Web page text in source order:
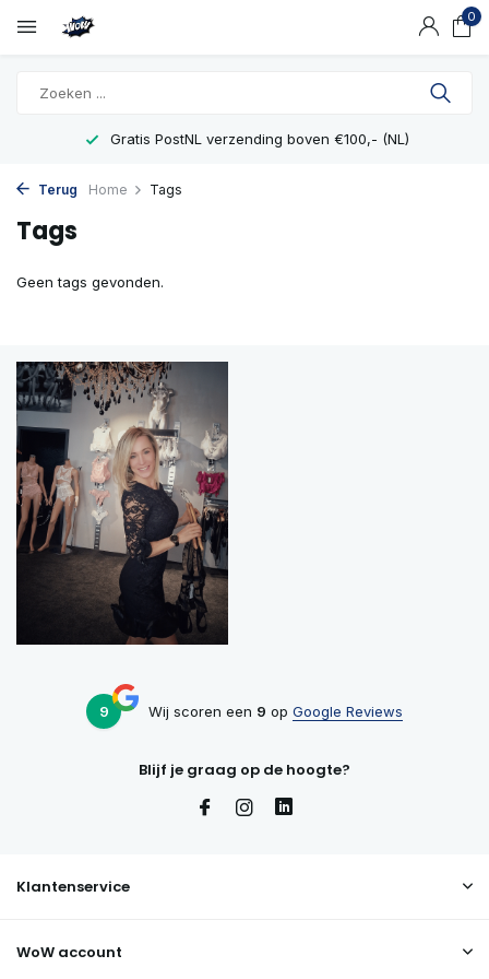
0
Gratis PostNL verzending boven €100,- (NL)
Terug Home Tags
Tags
Geen tags gevonden.
9 Wij scoren een 9 op Google Reviews
Blijf je graag op de hoogte?
Klantenservice
WoW account